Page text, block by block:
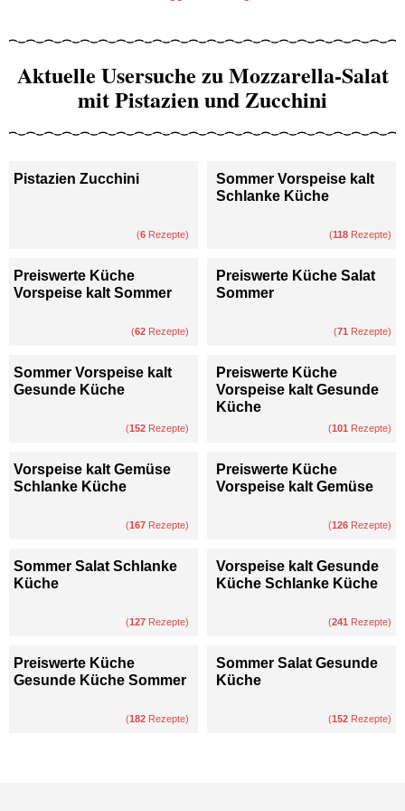
Aktuelle Usersuche zu Mozzarella-Salat
mit Pistazien und Zucchini
Pistazien Zucchini
(6 Rezepte)
Sommer Vorspeise kalt
Schlanke Küche
(118 Rezepte)
Preiswerte Küche
Vorspeise kalt Sommer
(62 Rezepte)
Preiswerte Küche Salat
Sommer
(71 Rezepte)
Sommer Vorspeise kalt
Gesunde Küche
(152 Rezepte)
Preiswerte Küche
Vorspeise kalt Gesunde
Küche
(101 Rezepte)
Vorspeise kalt Gemüse
Schlanke Küche
(167 Rezepte)
Preiswerte Küche
Vorspeise kalt Gemüse
(126 Rezepte)
Sommer Salat Schlanke
Küche
(127 Rezepte)
Vorspeise kalt Gesunde
Küche Schlanke Küche
(241 Rezepte)
Preiswerte Küche
Gesunde Küche Sommer
(182 Rezepte)
Sommer Salat Gesunde
Küche
(152 Rezepte)